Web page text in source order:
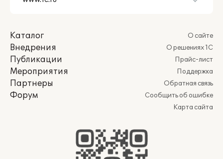
Каталог
Внедрения
Публикации
Мероприятия
Партнеры
Форум
О сайте
О решениях 1С
Прайс-лист
Поддержка
Обратная связь
Сообщить об ошибке
Карта сайта